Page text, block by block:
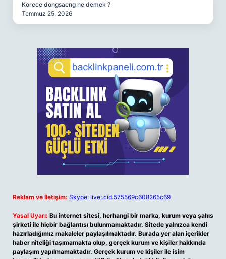
Korece dongsaeng ne demek ?
Temmuz 25, 2026
Reklam ve İletişim: Skype: live:.cid.575569c608265c69
Yasal Uyarı: Bu internet sitesi, herhangi bir marka, kurum veya şahıs
şirketi ile hiçbir bağlantısı bulunmamaktadır. Sitede yalnızca kendi
hazırladığımız makaleler paylaşılmaktadır. Burada yer alan içerikler
haber niteliği taşımamakta olup, gerçek kurum ve kişiler hakkında
paylaşım yapılmamaktadır. Gerçek kurum ve kişiler ile isim